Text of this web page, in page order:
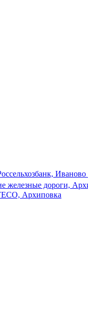
железные дороги,
Архиповка